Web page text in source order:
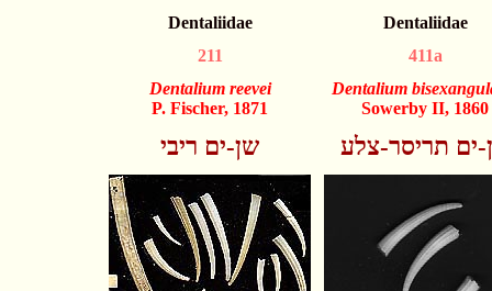
Dentaliidae
Dentaliidae
211
411a
Dentalium reevei
P. Fischer, 1871
Dentalium
Sowerby II, 1860
שן-ים ריבי ים תריסר-צלע